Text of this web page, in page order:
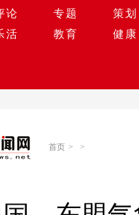
论 专题 策划
活 教育 健康
首页 > >